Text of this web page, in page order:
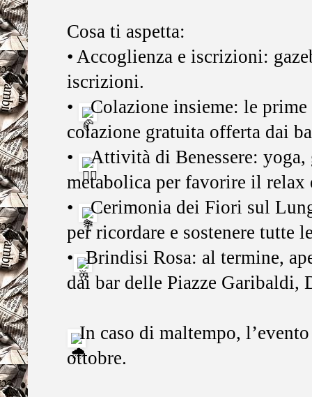
Cosa ti aspetta:
• Accoglienza e iscrizioni:
iscrizioni.
•
Colazione insieme: le
colazione gratuita offerta dai
•
Attività di Benessere: yoga,
metabolica per favorire il relax
•
Cerimonia dei Fiori sul
per ricordare e sostenere tutte
•
Brindisi Rosa: al termine,
dai bar delle Piazze Garibaldi,
In caso di maltempo,
ottobre.